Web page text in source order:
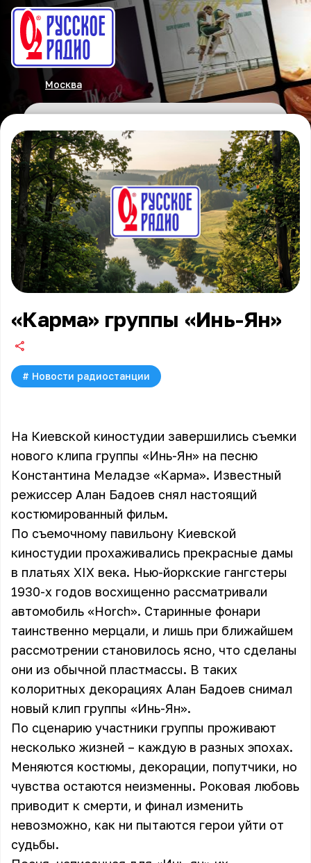
Москва
«Карма» группы «Инь-Ян»
# Новости радиостанции
На Киевской киностудии завершились съемки
нового клипа группы «Инь-Ян» на песню
Константина Меладзе «Карма». Известный
режиссер Алан Бадоев снял настоящий
костюмированный фильм.
По съемочному павильону Киевской
киностудии прохаживались прекрасные дамы
в платьях XIX века. Нью-йоркские гангстеры
1930-х годов восхищенно рассматривали
автомобиль «Horch». Старинные фонари
таинственно мерцали, и лишь при ближайшем
рассмотрении становилось ясно, что сделаны
они из обычной пластмассы. В таких
колоритных декорациях Алан Бадоев снимал
новый клип группы «Инь-Ян».
По сценарию участники группы проживают
несколько жизней – каждую в разных эпохах.
Меняются костюмы, декорации, попутчики, но
чувства остаются неизменны. Роковая любовь
приводит к смерти, и финал изменить
невозможно, как ни пытаются герои уйти от
судьбы.